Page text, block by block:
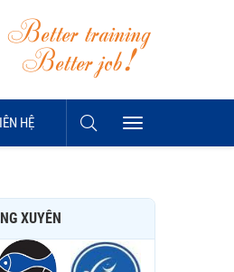
Better training
Better job!
HỆ
XUYÊN